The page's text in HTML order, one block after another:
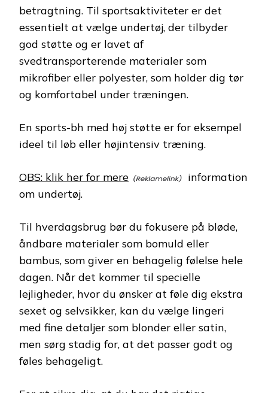
betragtning. Til sportsaktiviteter er det
essentielt at vælge undertøj, der tilbyder
god støtte og er lavet af
svedtransporterende materialer som
mikrofiber eller polyester, som holder dig tør
og komfortabel under træningen.
En sports-bh med høj støtte er for eksempel
ideel til løb eller højintensiv træning.
OBS: klik her for mere
information
om undertøj.
Til hverdagsbrug bør du fokusere på bløde,
åndbare materialer som bomuld eller
bambus, som giver en behagelig følelse hele
dagen. Når det kommer til specielle
lejligheder, hvor du ønsker at føle dig ekstra
sexet og selvsikker, kan du vælge lingeri
med fine detaljer som blonder eller satin,
men sørg stadig for, at det passer godt og
føles behageligt.